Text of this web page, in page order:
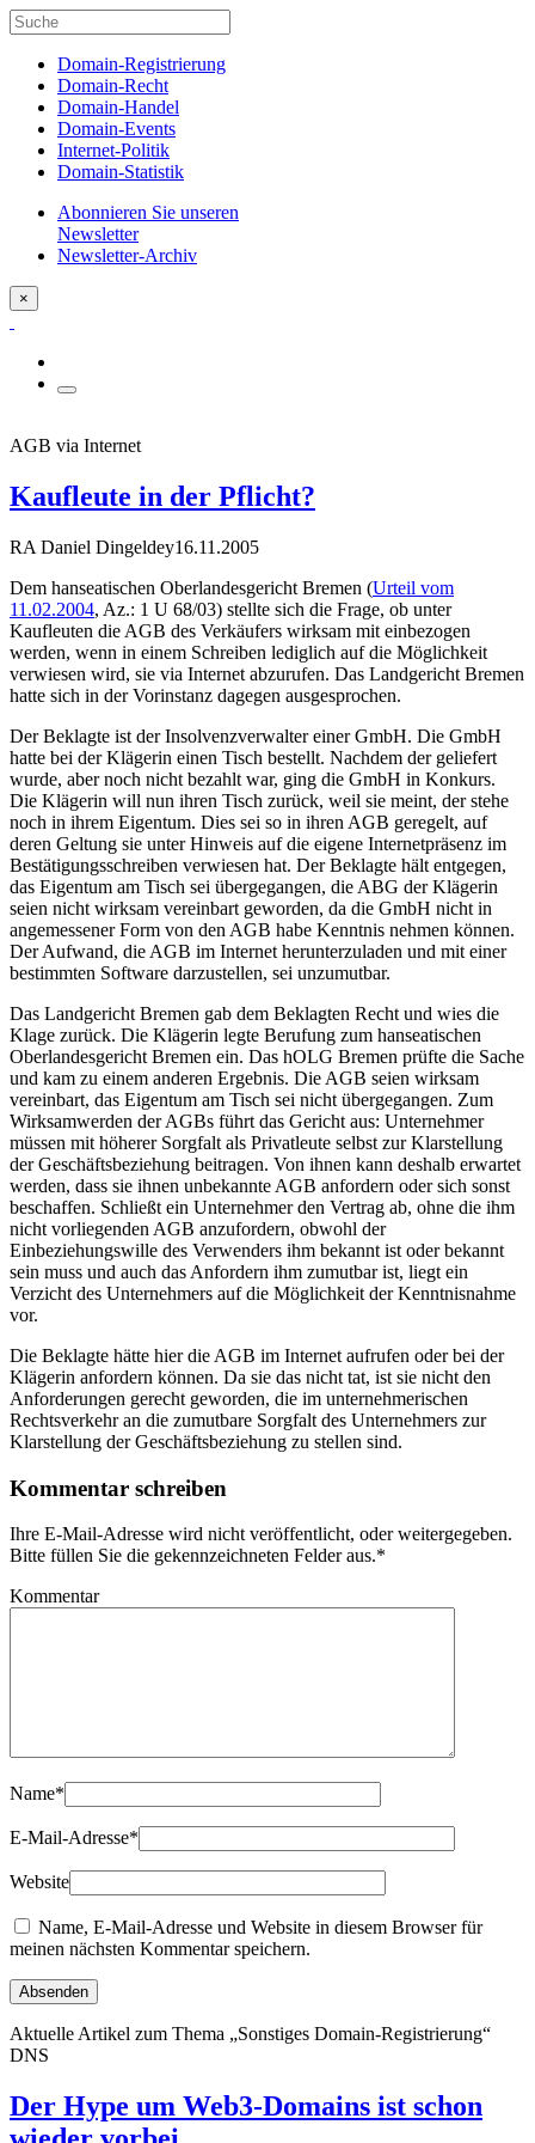
Domain-Registrierung
Domain-Recht
Domain-Handel
Domain-Events
Internet-Politik
Domain-Statistik
Abonnieren Sie unseren
Newsletter
Newsletter-Archiv
×
AGB via Internet
Kaufleute in der Pflicht?
RA Daniel Dingeldey16.11.2005
Dem hanseatischen Oberlandesgericht Bremen (Urteil vom
11.02.2004, Az.: 1 U 68/03) stellte sich die Frage, ob unter
Kaufleuten die AGB des Verkäufers wirksam mit einbezogen
werden, wenn in einem Schreiben lediglich auf die Möglichkeit
verwiesen wird, sie via Internet abzurufen. Das Landgericht Bremen
hatte sich in der Vorinstanz dagegen ausgesprochen.
Der Beklagte ist der Insolvenzverwalter einer GmbH. Die GmbH
hatte bei der Klägerin einen Tisch bestellt. Nachdem der geliefert
wurde, aber noch nicht bezahlt war, ging die GmbH in Konkurs.
Die Klägerin will nun ihren Tisch zurück, weil sie meint, der stehe
noch in ihrem Eigentum. Dies sei so in ihren AGB geregelt, auf
deren Geltung sie unter Hinweis auf die eigene Internetpräsenz im
Bestätigungsschreiben verwiesen hat. Der Beklagte hält entgegen,
das Eigentum am Tisch sei übergegangen, die ABG der Klägerin
seien nicht wirksam vereinbart geworden, da die GmbH nicht in
angemessener Form von den AGB habe Kenntnis nehmen können.
Der Aufwand, die AGB im Internet herunterzuladen und mit einer
bestimmten Software darzustellen, sei unzumutbar.
Das Landgericht Bremen gab dem Beklagten Recht und wies die
Klage zurück. Die Klägerin legte Berufung zum hanseatischen
Oberlandesgericht Bremen ein. Das hOLG Bremen prüfte die Sache
und kam zu einem anderen Ergebnis. Die AGB seien wirksam
vereinbart, das Eigentum am Tisch sei nicht übergegangen. Zum
Wirksamwerden der AGBs führt das Gericht aus: Unternehmer
müssen mit höherer Sorgfalt als Privatleute selbst zur Klarstellung
der Geschäftsbeziehung beitragen. Von ihnen kann deshalb erwartet
werden, dass sie ihnen unbekannte AGB anfordern oder sich sonst
beschaffen. Schließt ein Unternehmer den Vertrag ab, ohne die ihm
nicht vorliegenden AGB anzufordern, obwohl der
Einbeziehungswille des Verwenders ihm bekannt ist oder bekannt
sein muss und auch das Anfordern ihm zumutbar ist, liegt ein
Verzicht des Unternehmers auf die Möglichkeit der Kenntnisnahme
vor.
Die Beklagte hätte hier die AGB im Internet aufrufen oder bei der
Klägerin anfordern können. Da sie das nicht tat, ist sie nicht den
Anforderungen gerecht geworden, die im unternehmerischen
Rechtsverkehr an die zumutbare Sorgfalt des Unternehmers zur
Klarstellung der Geschäftsbeziehung zu stellen sind.
Kommentar schreiben
Ihre E-Mail-Adresse wird nicht veröffentlicht, oder weitergegeben.
Bitte füllen Sie die gekennzeichneten Felder aus.*
Kommentar
Name*
E-Mail-Adresse*
Website
Name, E-Mail-Adresse und Website in diesem Browser für
meinen nächsten Kommentar speichern.
Aktuelle Artikel zum Thema „Sonstiges Domain-Registrierung“
DNS
Der Hype um Web3-Domains ist schon